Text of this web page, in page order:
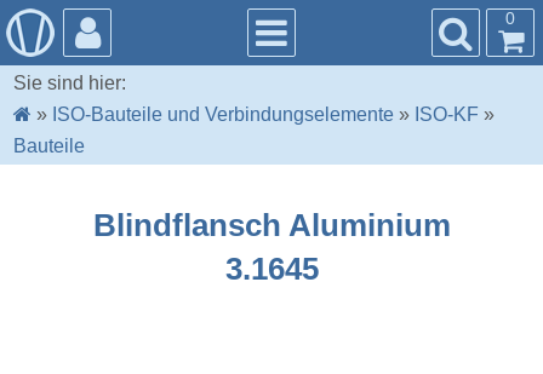
0
Sie sind hier:
» ISO-Bauteile und Verbindungselemente » ISO-KF »
Bauteile
Blindflansch Aluminium
3.1645